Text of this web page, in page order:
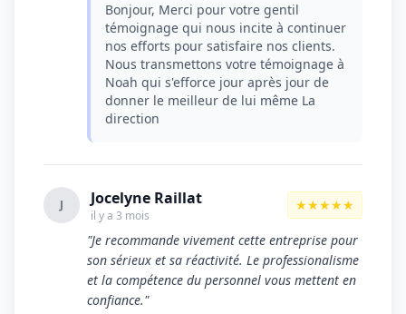
Bonjour, Merci pour votre gentil
témoignage qui nous incite à continuer
nos efforts pour satisfaire nos clients.
Nous transmettons votre témoignage à
Noah qui s'efforce jour après jour de
donner le meilleur de lui même La
direction
J Jocelyne Raillat
il y a 3 mois
★★★★★
"Je recommande vivement cette entreprise pour
son sérieux et sa réactivité. Le professionalisme
et la compétence du personnel vous mettent en
confiance."